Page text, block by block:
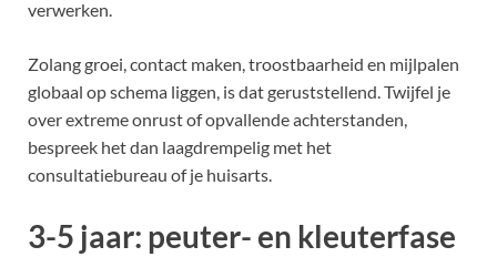
verwerken.
Zolang groei, contact maken, troostbaarheid en mijlpalen
globaal op schema liggen, is dat geruststellend. Twijfel je
over extreme onrust of opvallende achterstanden,
bespreek het dan laagdrempelig met het
consultatiebureau of je huisarts.
3-5 jaar: peuter- en kleuterfase